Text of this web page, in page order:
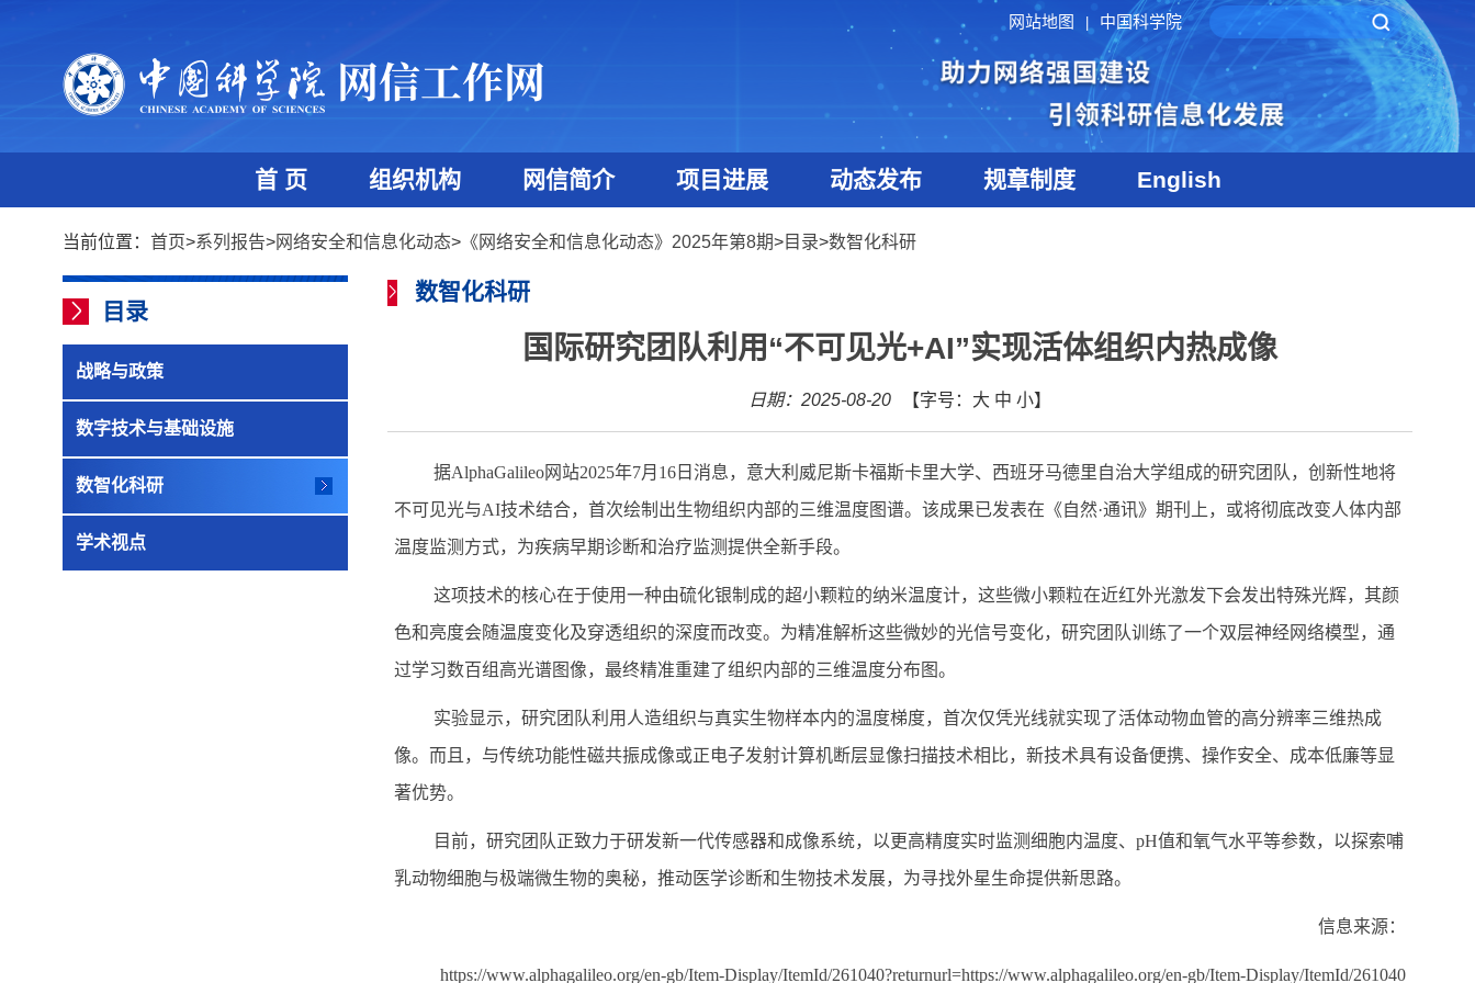
网站地图 中国科学院
首 页 组织机构 网信简介 项目进展 动态发布 规章制度 English
当前位置： 首页>系列报告>网络安全和信息化动态> 《网络安全和信息化动态》2025年第8期>目录>数智化科研
目录
战略与政策
数字技术与基础设施
数智化科研
学术视点
数智化科研
国际研究团队利用“不可见光+AI”实现活体组织内热成像
日期：2025-08-20 【字号： 大 中 小】
据AlphaGalileo网站2025年7月 16日消息，意大利威尼斯卡福斯卡里大学、西班牙马德里自治大学组成的研究团队，创新性地将
不可见光与AI技术结合，首次绘制出生物组织内部的三维温度图谱。该成果已发表在《自然·通讯》期刊上，或将彻底改变人体内部
温度监测方式，为疾病早期诊断和治疗监测提供全新手段。
这项技术的核心在于使用一种由硫化银制成的超小颗粒的纳米温度计，这些微小颗粒在近红外光激发下会发出特殊光辉，其颜
色和亮度会随温度变化及穿透组织的深度而改变。为精准解析这些微妙的光信号变化，研究团队训练了一个双层神经网络模型，通
过学习数百组高光谱图像，最终精准重建了组织内部的三维温度分布图。
实验显示，研究团队利用人造组织与真实生物样本内的温度梯度，首次仅凭光线就实现了活体动物血管的高分辨率三维热成
像。而且，与传统功能性磁共振成像或正电子发射计算机断层显像扫描技术相比，新技术具有设备便携、操作安全、成本低廉等显
著优势。
目前，研究团队正致力于研发新一代传感器和成像系统，以更高精度实时监测细胞内温度、 pH值和氧气水平等参数，以探索哺
乳动物细胞与极端微生物的奥秘，推动医学诊断和生物技术发展，为寻找外星生命提供新思路。
信息来源：
https://www.alphagalileo.org/en-gb/Item-Display/ItemId/261040?returnurl=https://www.alphagalileo.org/en-gb/Item-Display/ItemId/261040